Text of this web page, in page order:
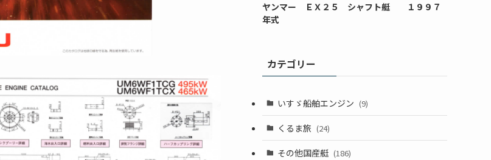
ヤンマー ＥＸ２５ シャフト艇 １９９７
年式
カテゴリー
いすゞ船舶エンジン (9)
くるま旅 (24)
その他国産艇 (186)